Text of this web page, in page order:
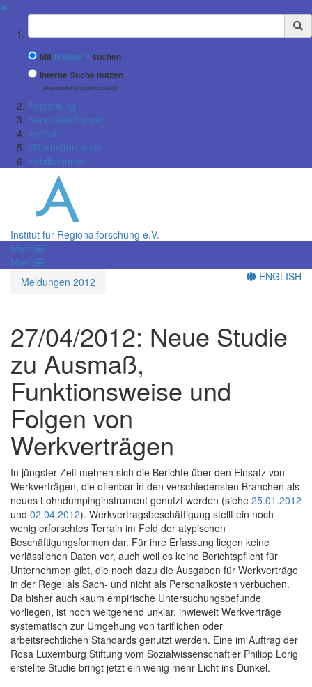
✖
Suchbegriff
Mit Google™ suchen
Interne Suche nutzen
(eingeschränkte Ergebnisqualität)
Forschung
Serviceleistungen
Institut
MitarbeiterInnen
Publikationen
Institut für Regionalforschung e.V.
Menü
Menü
Meldungen 2012
ENGLISH
27/04/2012: Neue Studie
zu Ausmaß,
Funktionsweise und
Folgen von
Werkverträgen
In jüngster Zeit mehren sich die Berichte über den Einsatz von
Werkverträgen, die offenbar in den verschiedensten Branchen als
neues Lohndumpinginstrument genutzt werden (siehe 25.01.2012
und 02.04.2012). Werkvertragsbeschäftigung stellt ein noch
wenig erforschtes Terrain im Feld der atypischen
Beschäftigungsformen dar. Für ihre Erfassung liegen keine
verlässlichen Daten vor, auch weil es keine Berichtspflicht für
Unternehmen gibt, die noch dazu die Ausgaben für Werkverträge
in der Regel als Sach- und nicht als Personalkosten verbuchen.
Da bisher auch kaum empirische Untersuchungsbefunde
vorliegen, ist noch weitgehend unklar, inwieweit Werkverträge
systematisch zur Umgehung von tariflichen oder
arbeitsrechtlichen Standards genutzt werden. Eine im Auftrag der
Rosa Luxemburg Stiftung vom Sozialwissenschaftler Philipp Lorig
erstellte Studie bringt jetzt ein wenig mehr Licht ins Dunkel.